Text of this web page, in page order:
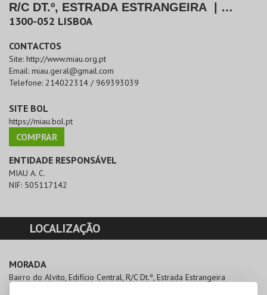
R/C DT.º, ESTRADA ESTRANGEIRA
LISBOA
1300-052 LISBOA
CONTACTOS
Site: http://www.miau.org.pt
Email: miau.geral@gmail.com
Telefone: 214022314 / 969393039
SITE BOL
https://miau.bol.pt
COMPRAR
ENTIDADE RESPONSÁVEL
MIAU A. C.
NIF: 505117142
LOCALIZAÇÃO
MORADA
Bairro do Alvito, Edifício Central, R/C Dt.º, Estrada Estrangeira